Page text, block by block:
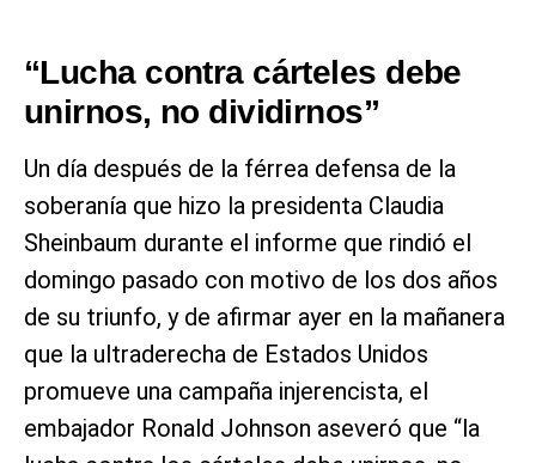
“Lucha contra cárteles debe
unirnos, no dividirnos”
Un día después de la férrea defensa de la
soberanía que hizo la presidenta Claudia
Sheinbaum durante el informe que rindió el
domingo pasado con motivo de los dos años
de su triunfo, y de afirmar ayer en la mañanera
que la ultraderecha de Estados Unidos
promueve una campaña injerencista, el
embajador Ronald Johnson aseveró que “la